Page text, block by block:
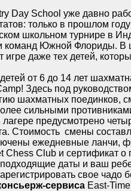
Day School уже давно
только в прошлом
школьном турнире в
команд Южной Флориды. В
игре даже тех детей,
от 6 до 14 лет
Здесь под
шахматных поединков,
сильными
предусмотрено
Стоимость смены
ежедневные ланчи,
Chess Club и сертификат
даты и ваш
свое чадо
сервиса East-